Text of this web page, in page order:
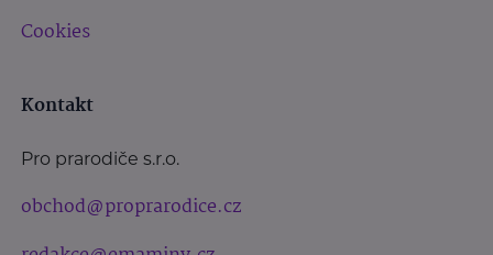
Cookies
Kontakt
Pro prarodiče s.r.o.
obchod@proprarodice.cz